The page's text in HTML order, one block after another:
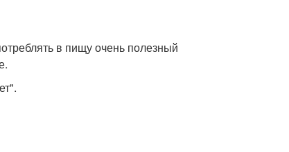
в пищу очень полезный